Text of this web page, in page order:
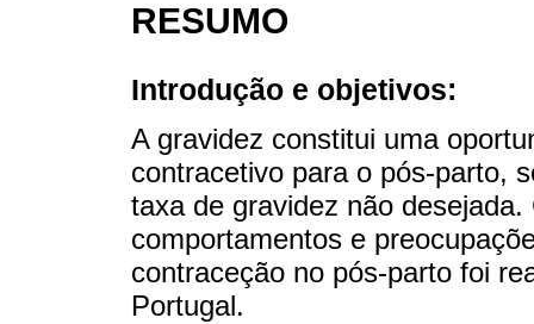
RESUMO
Introdução e objetivos:
A gravidez constitui uma
contracetivo para o pós-parto,
taxa de gravidez não
comportamentos e
contraceção no pós-parto foi
Portugal.